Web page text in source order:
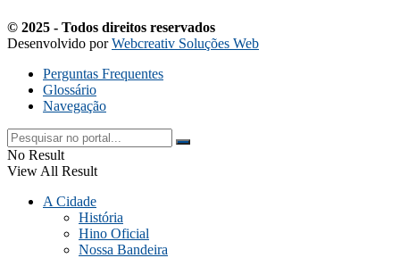
© 2025 - Todos direitos reservados
Desenvolvido porWebcreativ Soluções Web
Perguntas Frequentes
Glossário
Navegação
No Result
View All Result
A Cidade
História
Hino Oficial
Nossa Bandeira